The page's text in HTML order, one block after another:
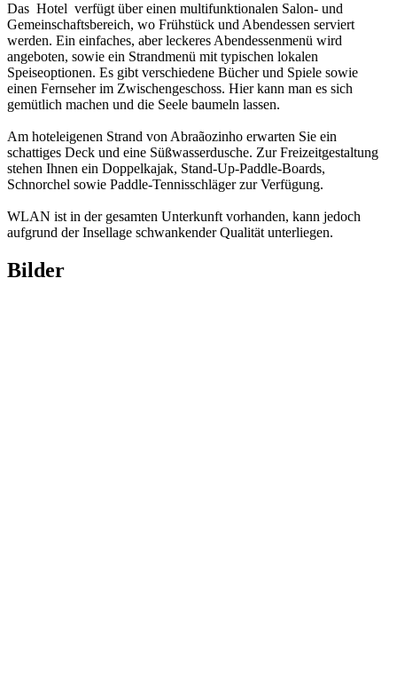
Das Hotel verfügt über einen multifunktionalen Salon- und
Gemeinschaftsbereich, wo Frühstück und Abendessen serviert
werden. Ein einfaches, aber leckeres Abendessenmenü wird
angeboten, sowie ein Strandmenü mit typischen lokalen
Speiseoptionen. Es gibt verschiedene Bücher und Spiele sowie
einen Fernseher im Zwischengeschoss. Hier kann man es sich
gemütlich machen und die Seele baumeln lassen.
Am hoteleigenen Strand von Abraãozinho erwarten Sie ein
schattiges Deck und eine Süßwasserdusche. Zur Freizeitgestaltung
stehen Ihnen ein Doppelkajak, Stand-Up-Paddle-Boards,
Schnorchel sowie Paddle-Tennisschläger zur Verfügung.
WLAN ist in der gesamten Unterkunft vorhanden, kann jedoch
aufgrund der Insellage schwankender Qualität unterliegen.
Bilder